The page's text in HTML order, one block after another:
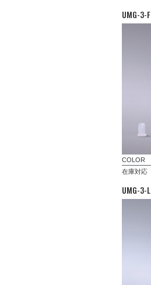
UMG-3-F
COLOR
在庫対応
UMG-3-L